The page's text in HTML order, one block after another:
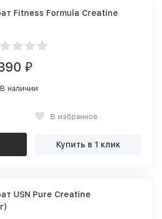
Fitness Formula Creatine
₽
В наличии
В избранное
Купить в 1 клик
USN Pure Creatine